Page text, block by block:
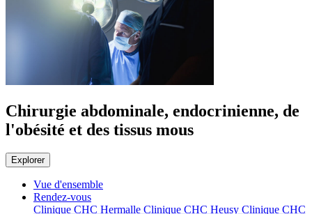
Chirurgie abdominale, endocrinienne, de
l'obésité et des tissus mous
Explorer
Vue d'ensemble
Rendez-vous
Clinique CHC Hermalle Clinique CHC Heusy Clinique CHC